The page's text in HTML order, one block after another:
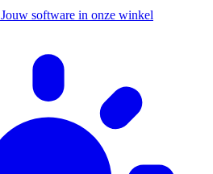
Jouw software in onze winkel